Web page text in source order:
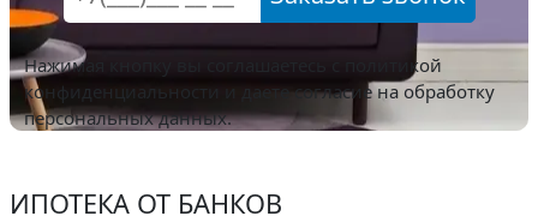
Нажимая кнопку вы соглашаетесь с
политикой
конфиденциальности и даете согласие на обработку
персональных данных.
ИПОТЕКА ОТ БАНКОВ